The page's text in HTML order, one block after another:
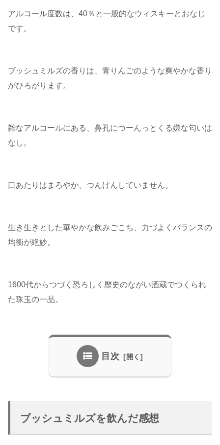
アルコール度数は、40％と一般的なウィスキーとおなじ
です。
ブッシュミルズの香りは、青りんごのような爽やかな香り
がひろがります。
雑なアルコールにある、鼻孔につーんっとくる嫌な匂いは
なし。
口あたりはまろやか、つんけんしていません。
生き生きとした華やかな飲みごこち、力づよくバランスの
均衡が絶妙。
1600代からつづく恐ろしく歴史のながい酒蔵でつくられ
た珠玉の一品。
目次
ブッシュミルズを飲んだ感想